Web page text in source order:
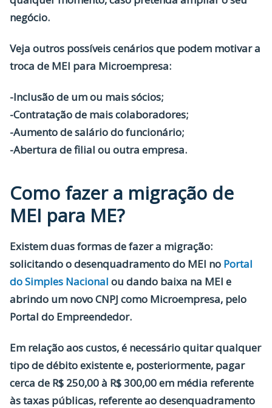
negócio.
Veja outros possíveis cenários que podem motivar a
troca de MEI para Microempresa:
-Inclusão de um ou mais sócios;
-Contratação de mais colaboradores;
-Aumento de salário do funcionário;
-Abertura de filial ou outra empresa.
Como fazer a migração de
MEI para ME?
Existem duas formas de fazer a migração:
solicitando o desenquadramento do MEI no Portal
do Simples Nacional ou dando baixa na MEI e
abrindo um novo CNPJ como Microempresa, pelo
Portal do Empreendedor.
Em relação aos custos, é necessário quitar qualquer
tipo de débito existente e, posteriormente, pagar
cerca de R$ 250,00 à R$ 300,00 em média referente
às taxas públicas, referente ao desenquadramento